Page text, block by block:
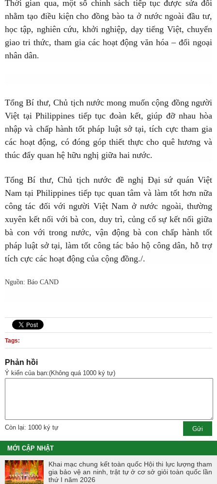
Thời gian qua, một số chính sách tiếp tục được sửa đổi
nhằm tạo điều kiện cho đồng bào ta ở nước ngoài đầu tư,
học tập, nghiên cứu, khởi nghiệp, dạy tiếng Việt, chuyển
giao tri thức, tham gia các hoạt động văn hóa – đối ngoại
nhân dân.
Tổng Bí thư, Chủ tịch nước mong muốn cộng đồng người
Việt tại Philippines tiếp tục đoàn kết, giúp đỡ nhau hòa
nhập và chấp hành tốt pháp luật sở tại, tích cực tham gia
các hoạt động, có đóng góp thiết thực cho quê hương và
thúc đẩy quan hệ hữu nghị giữa hai nước.
Tổng Bí thư, Chủ tịch nước đề nghị Đại sứ quán Việt
Nam tại Philippines tiếp tục quan tâm và làm tốt hơn nữa
công tác đối với người Việt Nam ở nước ngoài, thường
xuyên kết nối với bà con, duy trì, củng cố sự kết nối giữa
bà con với trong nước, vận động bà con chấp hành tốt
pháp luật sở tại, làm tốt công tác bảo hộ công dân, hỗ trợ
tích cực các hoạt động của cộng đồng./.
Nguồn: Báo CAND
Tags:
Phản hồi
Ý kiến của bạn:(Không quá 1000 ký tự)
Còn lại: 1000 ký tự
MỚI CẬP NHẬT
Khai mạc chung kết toàn quốc Hội thi lực lượng tham
gia bảo vệ an ninh, trật tự ở cơ sở giỏi toàn quốc lần
thứ I năm 2026